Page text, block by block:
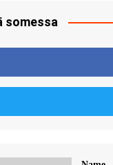
somessa